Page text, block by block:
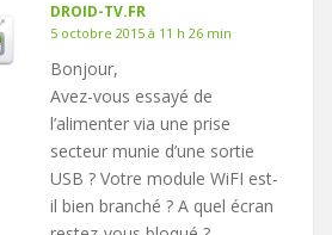
DROID-TV.FR
5 octobre 2015 à 11 h 26 min
Bonjour,
Avez-vous essayé de
l’alimenter via une prise
secteur munie d’une sortie
USB ? Votre module WiFI est-
il bien branché ? A quel écran